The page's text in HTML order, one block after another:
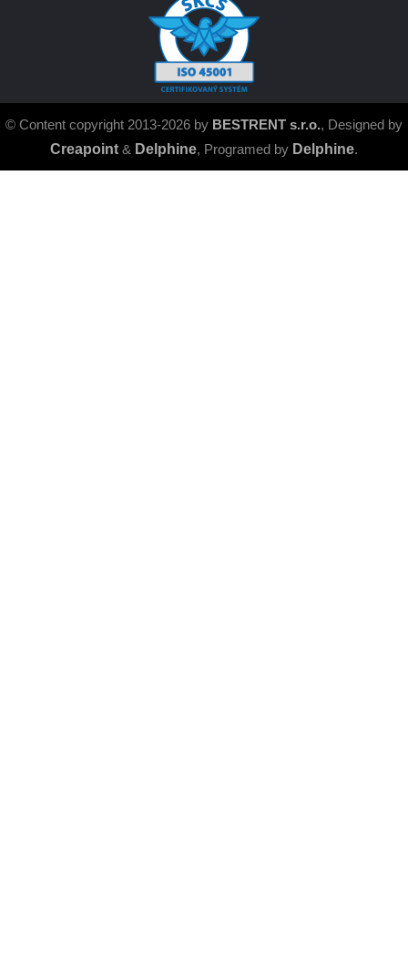
© Content copyright 2013-2026 by BESTRENT s.r.o., Designed by
Creapoint & Delphine, Programed by Delphine.